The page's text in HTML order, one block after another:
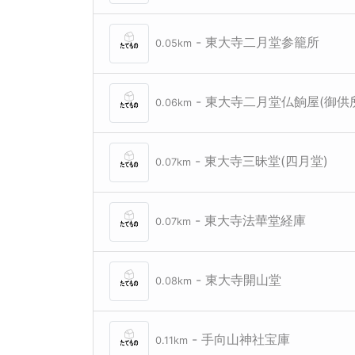
0.05km - 東大寺二月堂参籠所
0.06km - 東大寺二月堂仏餉屋(御供
0.07km - 東大寺三昧堂(四月堂)
0.07km - 東大寺法華堂経庫
0.08km - 東大寺開山堂
0.11km - 手向山神社宝庫